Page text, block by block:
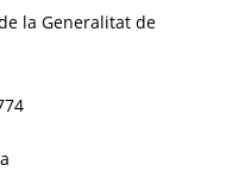
la Generalitat de